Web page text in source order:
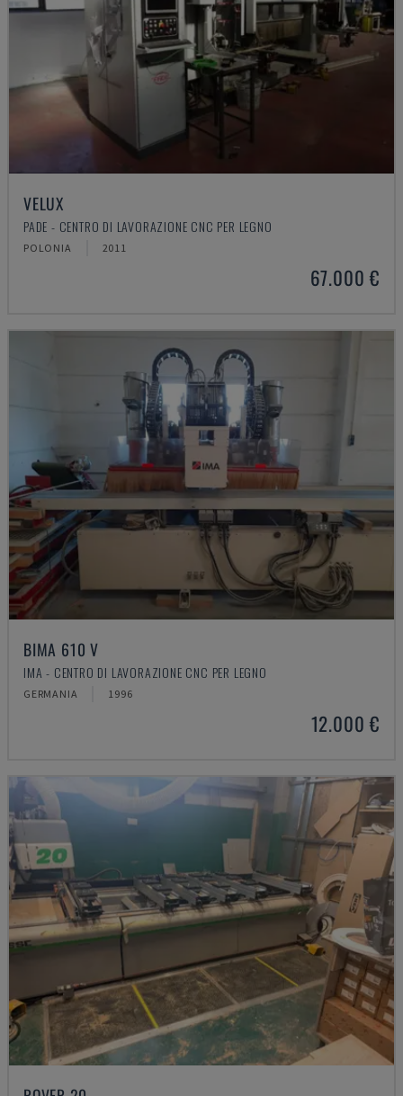
VELUX
PADE - CENTRO DI LAVORAZIONE CNC PER LEGNO
POLONIA 2011
67.000 €
BIMA 610 V
IMA - CENTRO DI LAVORAZIONE CNC PER LEGNO
GERMANIA 1996
12.000 €